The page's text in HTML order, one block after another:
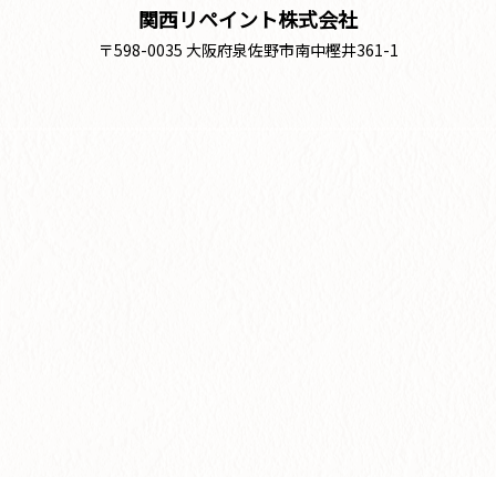
関西リペイント株式会社
〒598-0035 大阪府泉佐野市南中樫井361-1